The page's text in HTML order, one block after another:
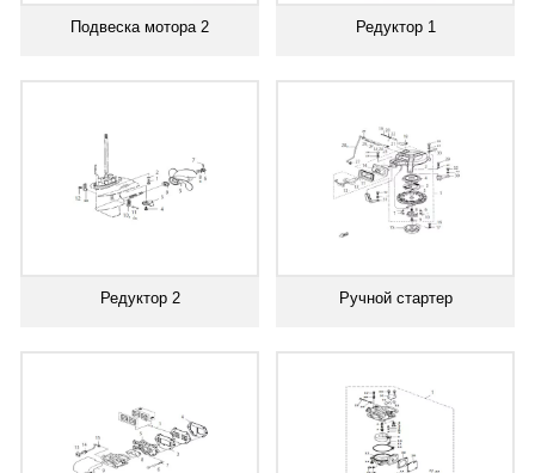
Подвеска мотора 2 Редуктор 1
Редуктор 2 Ручной стартер